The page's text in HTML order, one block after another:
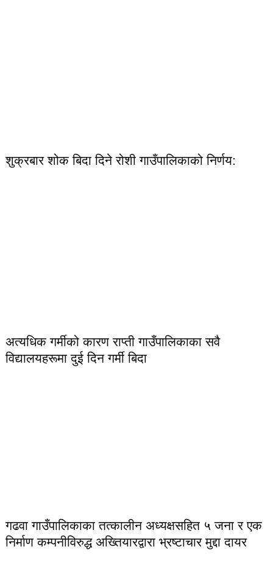
शुक्रबार शोक बिदा दिने रोशी गाउँपालिकाको निर्णय:
अत्यधिक गर्मीको कारण राप्ती गाउँपालिकाका सवै
विद्यालयहरूमा दुई दिन गर्मी बिदा
गढवा गाउँपालिकाका तत्कालीन अध्यक्षसहित ५ जना र एक
निर्माण कम्पनीविरुद्ध अख्तियारद्वारा भ्रष्टाचार मुद्दा दायर